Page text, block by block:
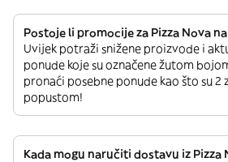
Postoje li promocije za Pizza Nova
Uvijek potraži snižene proizvode i
ponude koje su označene žutom
pronaći posebne ponude kao što su 2
popustom!
Kada mogu naručiti dostavu iz Pizza